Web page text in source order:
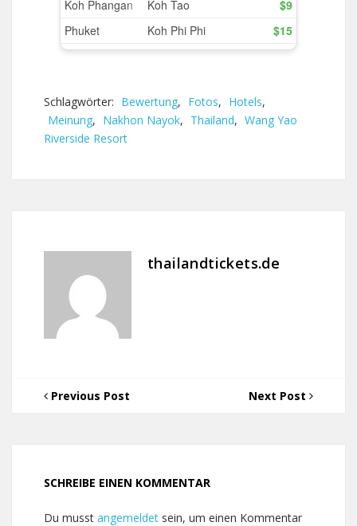
Schlagwörter: Bewertung, Fotos, Hotels,
Meinung, Nakhon Nayok, Thailand, Wang Yao
Riverside Resort
thailandtickets.de
Previous Post Next Post
SCHREIBE EINEN KOMMENTAR
Du musst angemeldet sein, um einen Kommentar